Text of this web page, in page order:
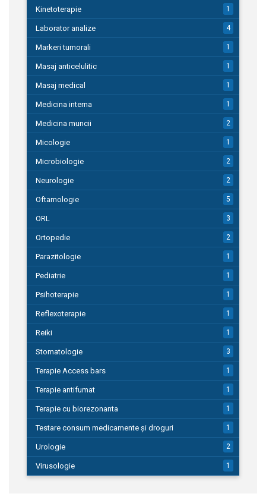
Kinetoterapie 1
Laborator analize 4
Markeri tumorali 1
Masaj anticelulitic 1
Masaj medical 1
Medicina interna 1
Medicina muncii 2
Micologie 1
Microbiologie 2
Neurologie 2
Oftamologie 5
ORL 3
Ortopedie 2
Parazitologie 1
Pediatrie 1
Psihoterapie 1
Reflexoterapie 1
Reiki 1
Stomatologie 3
Terapie Access bars 1
Terapie antifumat 1
Terapie cu biorezonanta 1
Testare consum medicamente și droguri 1
Urologie 2
Virusologie 1